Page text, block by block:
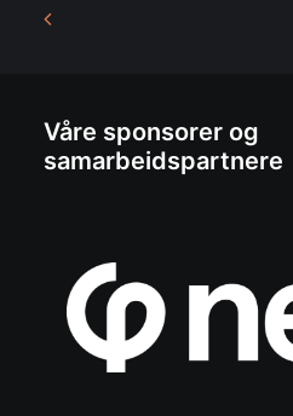
Våre sponsorer og
samarbeidspartnere